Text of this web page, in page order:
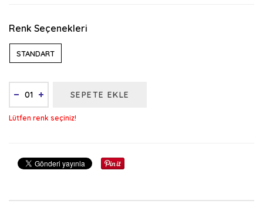
Renk Seçenekleri
STANDART
SEPETE EKLE
Lütfen renk seçiniz!